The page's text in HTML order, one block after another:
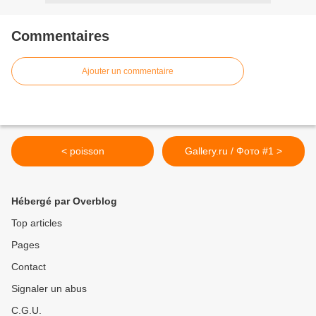
Commentaires
Ajouter un commentaire
< poisson Gallery.ru / Фото #1 >
Hébergé par Overblog
Top articles
Pages
Contact
Signaler un abus
C.G.U.